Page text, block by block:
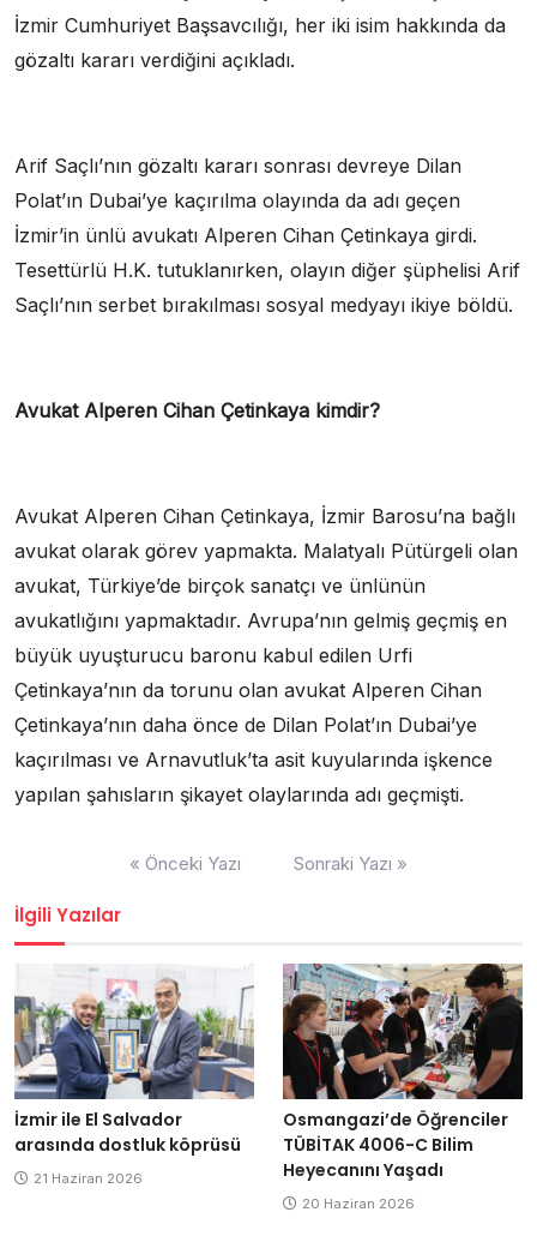
İzmir Cumhuriyet Başsavcılığı, her iki isim hakkında da
gözaltı kararı verdiğini açıkladı.
Arif Saçlı’nın gözaltı kararı sonrası devreye Dilan
Polat’ın Dubai’ye kaçırılma olayında da adı geçen
İzmir’in ünlü avukatı Alperen Cihan Çetinkaya girdi.
Tesettürlü H.K. tutuklanırken, olayın diğer şüphelisi Arif
Saçlı’nın serbet bırakılması sosyal medyayı ikiye böldü.
Avukat Alperen Cihan Çetinkaya kimdir?
Avukat Alperen Cihan Çetinkaya, İzmir Barosu’na bağlı
avukat olarak görev yapmakta. Malatyalı Pütürgeli olan
avukat, Türkiye’de birçok sanatçı ve ünlünün
avukatlığını yapmaktadır. Avrupa’nın gelmiş geçmiş en
büyük uyuşturucu baronu kabul edilen Urfi
Çetinkaya’nın da torunu olan avukat Alperen Cihan
Çetinkaya’nın daha önce de Dilan Polat’ın Dubai’ye
kaçırılması ve Arnavutluk’ta asit kuyularında işkence
yapılan şahısların şikayet olaylarında adı geçmişti.
« Önceki Yazı Sonraki Yazı »
İlgili Yazılar
İzmir ile El Salvador
arasında dostluk köprüsü
21 Haziran 2026
Osmangazi’de Öğrenciler
TÜBİTAK 4006-C Bilim
Heyecanını Yaşadı
20 Haziran 2026